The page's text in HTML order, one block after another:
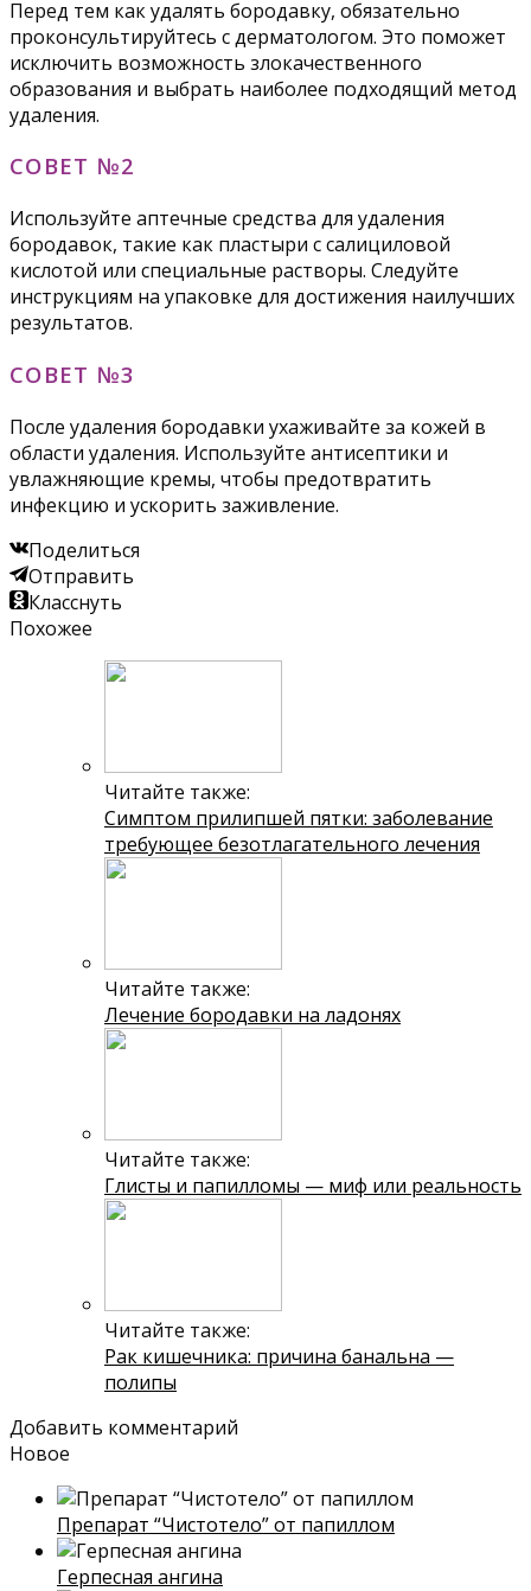
Перед тем как удалять бородавку, обязательно
проконсультируйтесь с дерматологом. Это поможет
исключить возможность злокачественного
образования и выбрать наиболее подходящий метод
удаления.
СОВЕТ №2
Используйте аптечные средства для удаления
бородавок, такие как пластыри с салициловой
кислотой или специальные растворы. Следуйте
инструкциям на упаковке для достижения наилучших
результатов.
СОВЕТ №3
После удаления бородавки ухаживайте за кожей в
области удаления. Используйте антисептики и
увлажняющие кремы, чтобы предотвратить
инфекцию и ускорить заживление.
Поделиться
Отправить
Класснуть
Похожее
Читайте также:
Симптом прилипшей пятки: заболевание
требующее безотлагательного лечения
Читайте также:
Лечение бородавки на ладонях
Читайте также:
Глисты и папилломы — миф или реальность
Читайте также:
Рак кишечника: причина банальна —
полипы
Добавить комментарий
Новое
Препарат “Чистотело” от папиллом
Герпесная ангина